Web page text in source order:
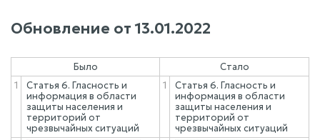
Обновление от 13.01.2022
Было
Стало
1
Статья 6. Гласность и
информация в области
защиты населения и
территорий от
чрезвычайных ситуаций
1
Статья 6. Гласность и
информация в области
защиты населения и
территорий от
чрезвычайных ситуаций